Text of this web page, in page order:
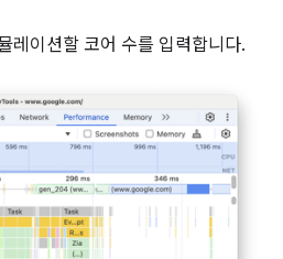
레이션할 코어 수를 입력합니다.